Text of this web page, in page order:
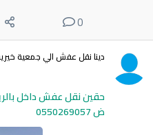
0
دينا نقل عفش الي جمعية
حقين نقل عفش داخل
ض 0550269057